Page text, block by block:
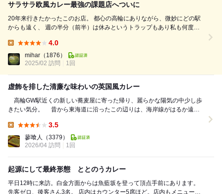
サラサラ欧風カレー最強の課題店へついに
20年来行きたかったこのお店。 都心の高輪にありながら、微妙にどの駅
からも遠く、 週の半分（前半）は休みというトラップもあり私も何度か
問。 合わせて高輪ゲートウェイ駅初利用というタスクも消化できてラッ
キー。 山手線で...
4.0
mihar （1876）
2025/02 訪問
1回
虚飾を排した清廉な味わいの英国風カレー
高輪GW駅近くの新しい蕎麦屋に寄った帰り、麗らかな陽気の中少し歩
きたい気分。 昔から東海道に沿ったこの辺りは、海岸線がはるか遠く
3.5
蓼喰人
（3379）
2026/04 訪問
1回
起源にして最終形態 ととのうカレー
平日12時に来訪。白金方面からは魚藍坂を登って頂点手前にあります。
先客ゼロ、後客さん3名。 店内はカウンター5席ほど。店内もメニューは